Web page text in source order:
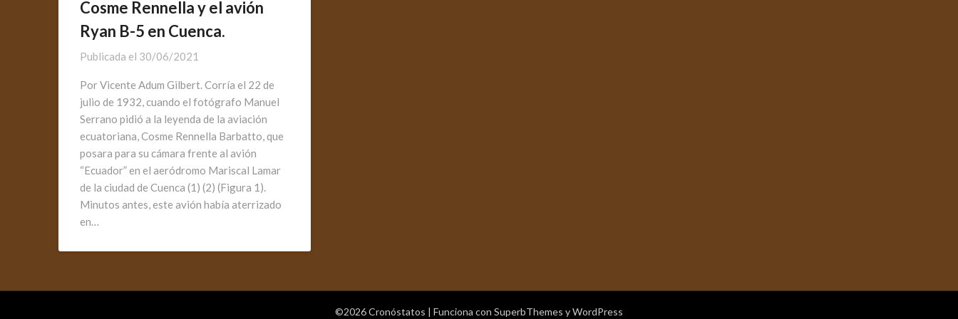
Cosme Rennella y el avión
Ryan B-5 en Cuenca.
Publicada el 30/06/2021
Por Vicente Adum Gilbert. Corría el 22 de
julio de 1932, cuando el fotógrafo Manuel
Serrano pidió a la leyenda de la aviación
ecuatoriana, Cosme Rennella Barbatto, que
posara para su cámara frente al avión
“Ecuador” en el aeródromo Mariscal Lamar
de la ciudad de Cuenca (1) (2) (Figura 1).
Minutos antes, este avión había aterrizado
en…
©2026 Cronóstatos | Funciona con SuperbThemes y WordPress